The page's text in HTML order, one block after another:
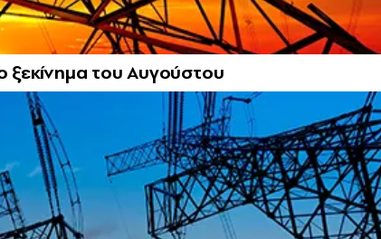
ξεκίνημα του Αυγούστου